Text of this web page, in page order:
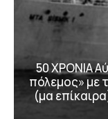
50 ΧΡΟΝΙΑ
πόλεμος» με
(μα